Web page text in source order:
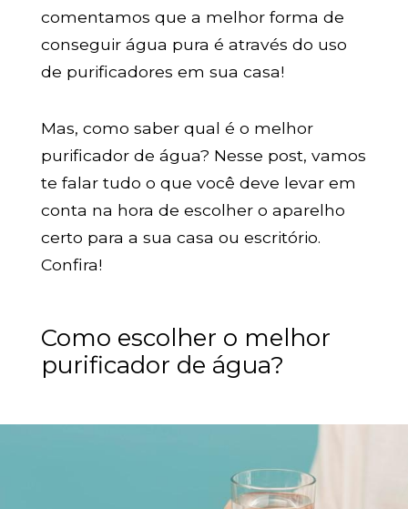
comentamos que a melhor forma de
conseguir água pura é através do uso
de purificadores em sua casa!
Mas, como saber qual é o melhor
purificador de água? Nesse post, vamos
te falar tudo o que você deve levar em
conta na hora de escolher o aparelho
certo para a sua casa ou escritório.
Confira!
Como escolher o melhor
purificador de água?